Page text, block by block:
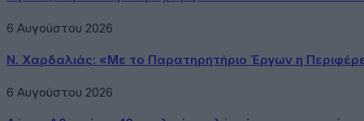
6 Αυγούστου 2026
Ν. Χαρδαλιάς: «Με το Παρατηρητήριο Έργων η
6 Αυγούστου 2026